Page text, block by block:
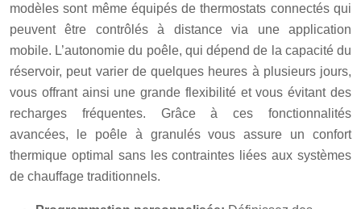
modèles sont même équipés de thermostats connectés qui
peuvent être contrôlés à distance via une application
mobile. L’autonomie du poêle, qui dépend de la capacité du
réservoir, peut varier de quelques heures à plusieurs jours,
vous offrant ainsi une grande flexibilité et vous évitant des
recharges fréquentes. Grâce à ces fonctionnalités
avancées, le poêle à granulés vous assure un confort
thermique optimal sans les contraintes liées aux systèmes
de chauffage traditionnels.